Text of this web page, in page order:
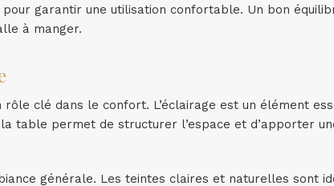
garantir une utilisation confortable. Un bon
à manger.
clé dans le confort. L’éclairage est un élément
table permet de structurer l’espace et d’apporter
générale. Les teintes claires et naturelles sont